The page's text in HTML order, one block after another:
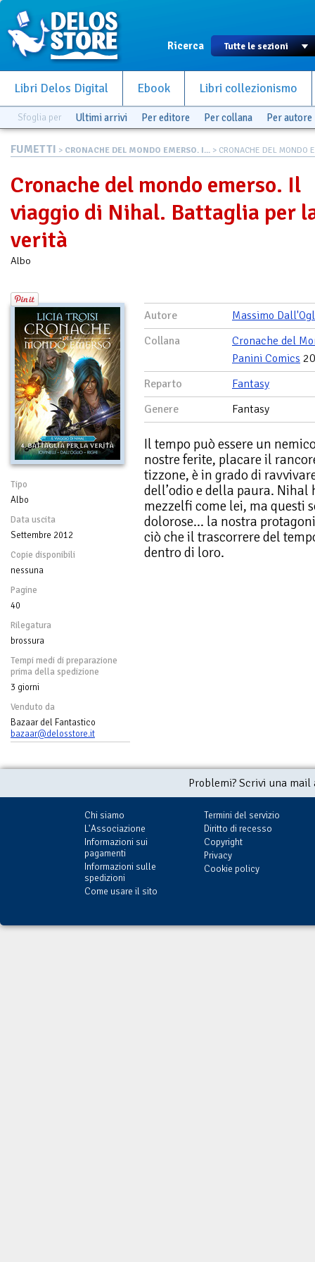
Ricerca
Libri Delos Digital Ebook Libri collezionismo
Sfoglia per Ultimi arrivi Per editore Per collana Per autore
FUMETTI > CRONACHE DEL MONDO EMERSO. I... > CRONACHE DEL MONDO
Cronache del mondo emerso. Il
viaggio di Nihal. Battaglia per
verità
Albo
Tipo
Albo
Data uscita
Settembre 2012
Copie disponibili
nessuna
Pagine
40
Rilegatura
brossura
Tempi medi di preparazione
prima della spedizione
3 giorni
Venduto da
Bazaar del Fantastico
bazaar@delosstore.it
Autore
Massimo
Collana
Cronache del
Panini Comics
Reparto
Fantasy
Genere
Fantasy
Il tempo può essere un
nostre ferite, placare il
tizzone, è in grado di
dell’odio e della paura.
mezzelfi come lei, ma questi
dolorose… la nostra
ciò che il trascorrere del
dentro di loro.
Problemi? Scrivi una
Chi siamo
L'Associazione
Informazioni sui
pagamenti
Informazioni sulle
spedizioni
Come usare il sito
Termini del servizio
Diritto di recesso
Copyright
Privacy
Cookie policy